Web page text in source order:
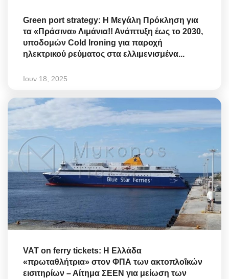
Green port strategy: Η Μεγάλη Πρόκληση για
τα «Πράσινα» Λιμάνια!! Ανάπτυξη έως το 2030,
υποδομών Cold Ironing για παροχή
ηλεκτρικού ρεύματος στα ελλιμενισμένα...
Ιουν 18, 2025
VAT on ferry tickets: Η Ελλάδα
«πρωταθλήτρια» στον ΦΠΑ των ακτοπλοΐκών
εισιτηρίων – Αίτημα ΣΕΕΝ για μείωση των